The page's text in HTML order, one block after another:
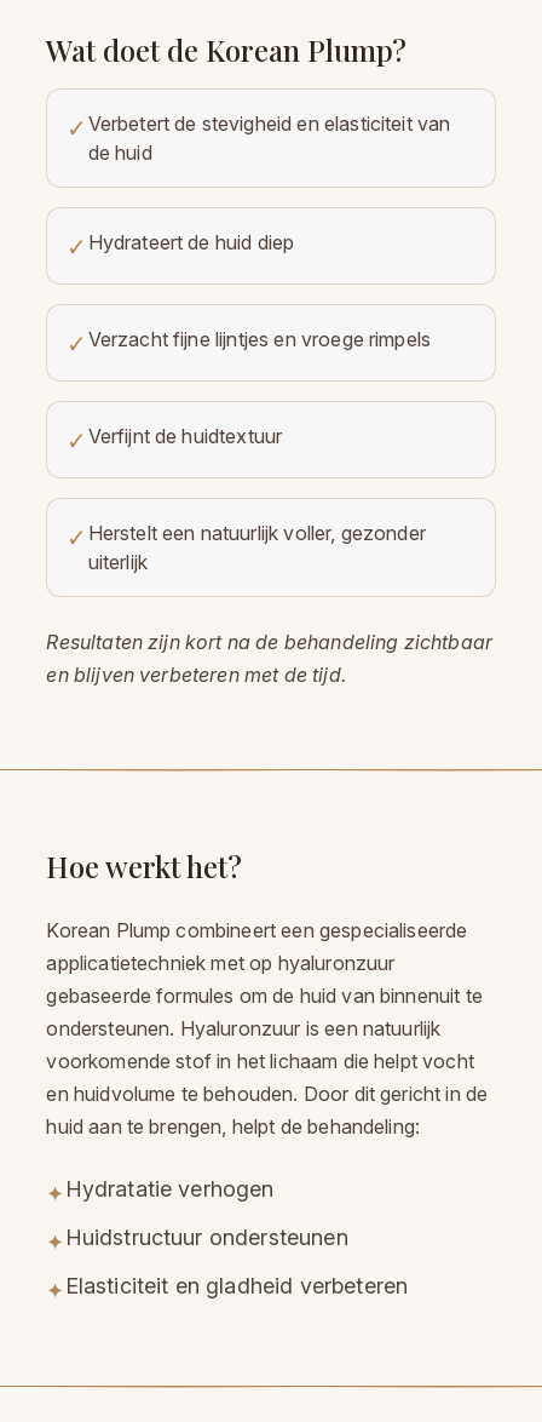
Wat doet de Korean Plump?
✓ Verbetert de stevigheid en elasticiteit van
de huid
✓ Hydrateert de huid diep
✓ Verzacht fijne lijntjes en vroege rimpels
✓ Verfijnt de huidtextuur
✓ Herstelt een natuurlijk voller, gezonder
uiterlijk
Resultaten zijn kort na de behandeling zichtbaar
en blijven verbeteren met de tijd.
Hoe werkt het?
Korean Plump combineert een gespecialiseerde
applicatietechniek met op hyaluronzuur
gebaseerde formules om de huid van binnenuit te
ondersteunen. Hyaluronzuur is een natuurlijk
voorkomende stof in het lichaam die helpt vocht
en huidvolume te behouden. Door dit gericht in de
huid aan te brengen, helpt de behandeling:
✦Hydratatie verhogen
✦Huidstructuur ondersteunen
✦Elasticiteit en gladheid verbeteren